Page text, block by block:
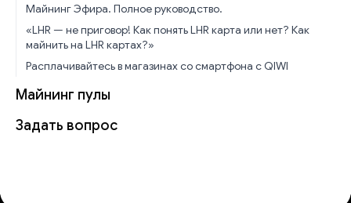
Майнинг Эфира. Полное руководство.
«LHR — не приговор! Как понять LHR карта или нет? Как
майнить на LHR картах?»
Расплачивайтесь в магазинах со смартфона с QIWI
Майнинг пулы
Задать вопрос